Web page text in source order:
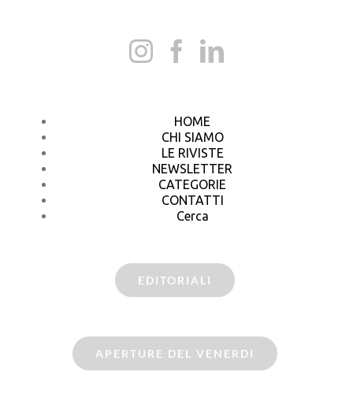
HOME
CHI SIAMO
LE RIVISTE
NEWSLETTER
CATEGORIE
CONTATTI
Cerca
EDITORIALI
APERTURE DEL VENERDI